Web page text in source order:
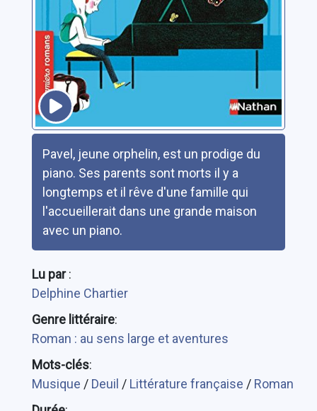
Pavel, jeune orphelin, est un prodige du
piano. Ses parents sont morts il y a
longtemps et il rêve d'une famille qui
l'accueillerait dans une grande maison
avec un piano.
Lu par:
Delphine Chartier
Genre littéraire:
Roman : au sens large et aventures
Mots-clés:
Musique / Deuil / Littérature française / Roman